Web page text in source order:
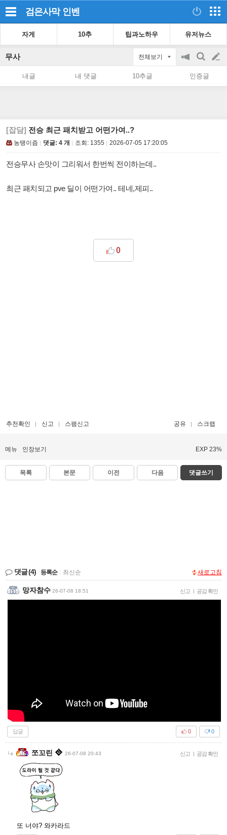
검은사막 인벤
자게 10추 팁과노하우 유저뉴스
무사 전체보기
공
on/off
검
색
글
쓰
내글 내 댓글 10추글 인증글
[잡담] 전승 최근 패치받고 어떤가여..?
농땡이즘 댓글: 4 개 조회: 1355 2026-07-05 17:20:05
전승무사 손맛이 그리워서 한번씩 전이하는데..
최근 패치되고 pve 딜이 어떤가여.. 테네,제피..
0
추천확인 신고 스팸신고 공유 스크랩
메뉴 인장보기 EXP 23%
목록 본문 이전 다음 댓글쓰기
댓글(4) 등록순 최신순 새로고침
망자참수 26-07-08 18:51 신고 | 공감 확인
답글 0
0
쪼꼬린 26-07-08 20:43 신고 | 공감 확인
또 너야? 와카라드